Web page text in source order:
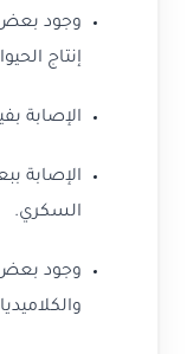
وجود بعض
إنتاج
الإصابة
الإصابة
السكري.
وجود بعض
والكلاميديا.